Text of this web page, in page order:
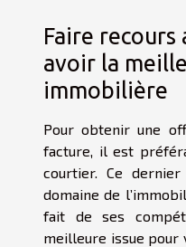
Faire
avoir la
immobilière
Pour obtenir une
facture, il est
courtier. Ce
domaine de
fait de ses
meilleure issue